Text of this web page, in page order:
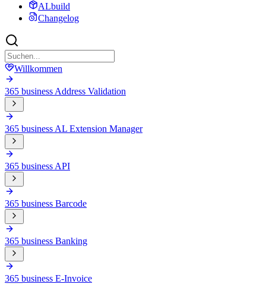
ALbuild
Changelog
Willkommen
365 business Address Validation
365 business AL Extension Manager
365 business API
365 business Barcode
365 business Banking
365 business E-Invoice